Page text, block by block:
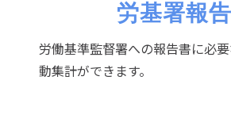
労基署報告
労働基準監督署への報告書に必
動集計ができます。